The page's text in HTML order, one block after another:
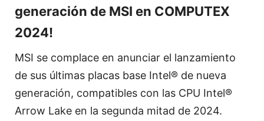
generación de MSI en COMPUTEX
2024!
MSI se complace en anunciar el lanzamiento
de sus últimas placas base Intel® de nueva
generación, compatibles con las CPU Intel®
Arrow Lake en la segunda mitad de 2024.